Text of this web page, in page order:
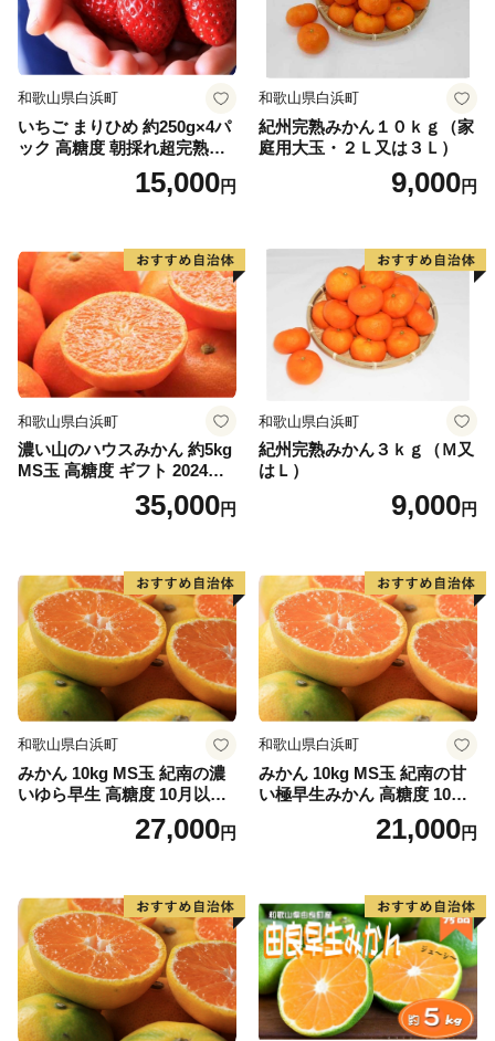
和歌山県白浜町
いちご まりひめ 約250g×4パ
ック 高糖度 朝採れ超完熟ま
りひめ 1月以降発送分
15,000円
和歌山県白浜町
紀州完熟みかん１０ｋｇ（家
庭用大玉・２Ｌ又は３Ｌ）
9,000円
和歌山県白浜町
濃い山のハウスみかん 約5kg
MS玉 高糖度 ギフト 2024年7
35,000円
和歌山県白浜町
紀州完熟みかん３ｋｇ（Ｍ又
はＬ）
9,000円
和歌山県白浜町
みかん 10kg MS玉 紀南の濃
いゆら早生 高糖度 10月以降
発送 マルチ被覆栽培27,000円
和歌山県白浜町
みかん 10kg MS玉 紀南の甘
い極早生みかん 高糖度 10月
以降発送 マルチ被覆栽培
21,000円